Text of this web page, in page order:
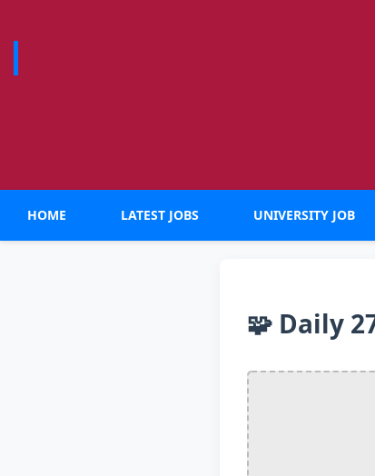
HOME LATEST JOBS UNIVERSITY JOB
🧩 Daily